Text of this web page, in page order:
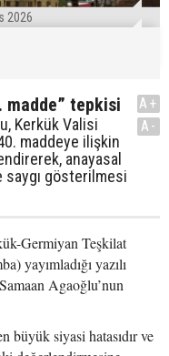
2026
madde” tepkisi
Kerkük Valisi
maddeye ilişkin
anayasal
saygı gösterilmesi
A+
A-
Germiyan Teşkilat
yayımladığı yazılı
Agaoğlu’nun
büyük siyasi hatasıdır ve